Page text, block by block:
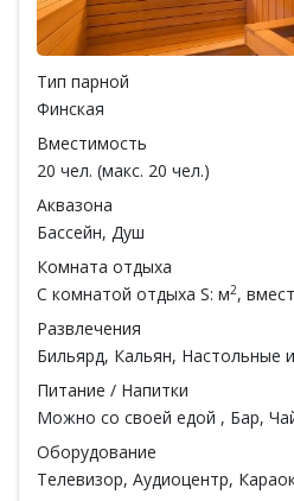
Тип парной
Финская
Вместимость
20 чел. (макс. 20 чел.)
Аквазона
Бассейн, Душ
Комната отдыха
С комнатой отдыха S: м2,
Развлечения
Бильярд, Кальян, Настольные
Питание / Напитки
Можно со своей едой , Бар,
Оборудование
Телевизор, Аудиоцентр,